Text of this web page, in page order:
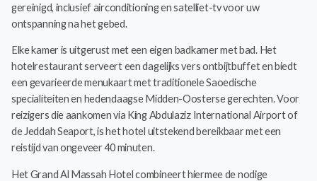
gereinigd, inclusief airconditioning en satelliet-tv voor uw
ontspanning na het gebed.
Elke kamer is uitgerust met een eigen badkamer met bad. Het
hotelrestaurant serveert een dagelijks vers ontbijtbuffet en biedt
een gevarieerde menukaart met traditionele Saoedische
specialiteiten en hedendaagse Midden-Oosterse gerechten. Voor
reizigers die aankomen via King Abdulaziz International Airport of
de Jeddah Seaport, is het hotel uitstekend bereikbaar met een
reistijd van ongeveer 40 minuten.
Het Grand Al Massah Hotel combineert hiermee de nodige